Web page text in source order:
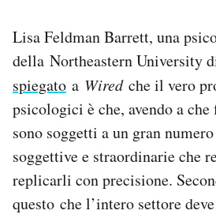
Lisa Feldman Barrett, una
della Northeastern University
spiegato a Wired che il vero
psicologici è che, avendo a che
sono soggetti a un gran
soggettive e straordinarie che
replicarli con precisione.
questo che l’intero settore